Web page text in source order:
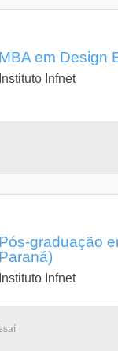
MBA em Design
Instituto Infnet
Pós-graduação
Paraná)
Instituto Infnet